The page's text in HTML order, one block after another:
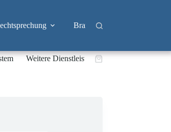
Branchen
Weitere DienstleistungenWarenkorb